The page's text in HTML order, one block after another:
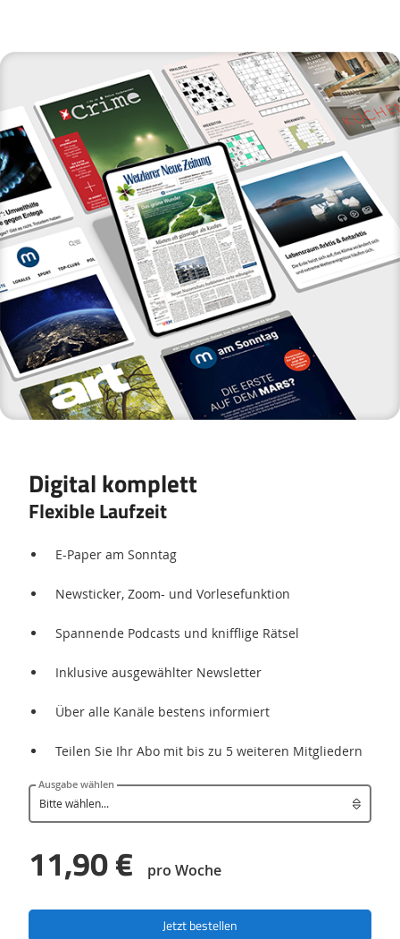
Produkt
Digital komplett
Flexible Laufzeit
E-Paper am Sonntag
Newsticker, Zoom- und Vorlesefunktion
Spannende Podcasts und knifflige Rätsel
Inklusive ausgewählter Newsletter
Über alle Kanäle bestens informiert
Teilen Sie Ihr Abo mit bis zu 5 weiteren Mitgliedern
Ausgabe wählen
11,90 € pro Woche
Jetzt bestellen